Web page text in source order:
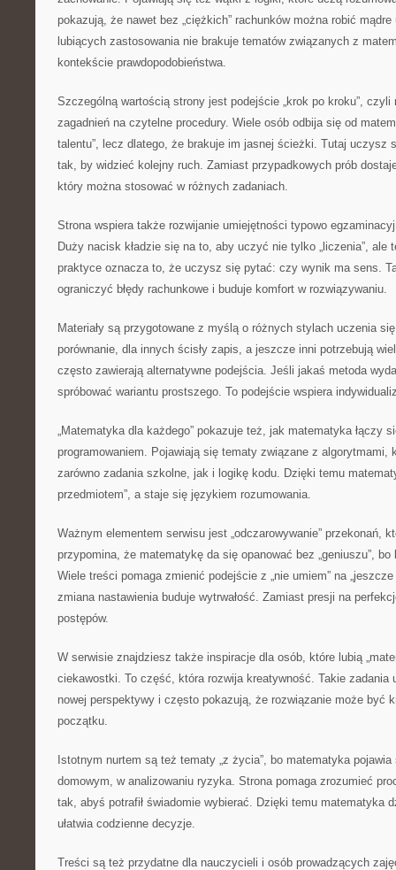
pokazują, że nawet bez „ciężkich” rachunków można robić
lubiących zastosowania nie brakuje tematów związanych z
kontekście prawdopodobieństwa.
Szczególną wartością strony jest podejście „krok po kroku”,
zagadnień na czytelne procedury. Wiele osób odbija się od
talentu”, lecz dlatego, że brakuje im jasnej ścieżki. Tutaj uczysz
tak, by widzieć kolejny ruch. Zamiast przypadkowych prób
który można stosować w różnych zadaniach.
Strona wspiera także rozwijanie umiejętności typowo
Duży nacisk kładzie się na to, aby uczyć nie tylko „liczenia”, ale
praktyce oznacza to, że uczysz się pytać: czy wynik ma sens.
ograniczyć błędy rachunkowe i buduje komfort w rozwiązywaniu.
Materiały są przygotowane z myślą o różnych stylach uczenia
porównanie, dla innych ścisły zapis, a jeszcze inni potrzebują
często zawierają alternatywne podejścia. Jeśli jakaś metoda
spróbować wariantu prostszego. To podejście wspiera
„Matematyka dla każdego” pokazuje też, jak matematyka łączy
programowaniem. Pojawiają się tematy związane z algorytmami,
zarówno zadania szkolne, jak i logikę kodu. Dzięki temu
przedmiotem”, a staje się językiem rozumowania.
Ważnym elementem serwisu jest „odczarowywanie” przekonań,
przypomina, że matematykę da się opanować bez „geniuszu”,
Wiele treści pomaga zmienić podejście z „nie umiem” na
zmiana nastawienia buduje wytrwałość. Zamiast presji na
postępów.
W serwisie znajdziesz także inspiracje dla osób, które lubią
ciekawostki. To część, która rozwija kreatywność. Takie zadania
nowej perspektywy i często pokazują, że rozwiązanie może być
początku.
Istotnym nurtem są też tematy „z życia”, bo matematyka
domowym, w analizowaniu ryzyka. Strona pomaga zrozumieć
tak, abyś potrafił świadomie wybierać. Dzięki temu matematyka
ułatwia codzienne decyzje.
Treści są też przydatne dla nauczycieli i osób prowadzących